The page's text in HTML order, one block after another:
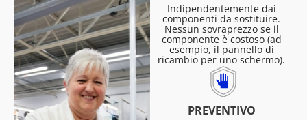
Indipendentemente dai
componenti da sostituire.
Nessun sovraprezzo se il
componente è costoso (ad
esempio, il pannello di
ricambio per uno schermo).
PREVENTIVO